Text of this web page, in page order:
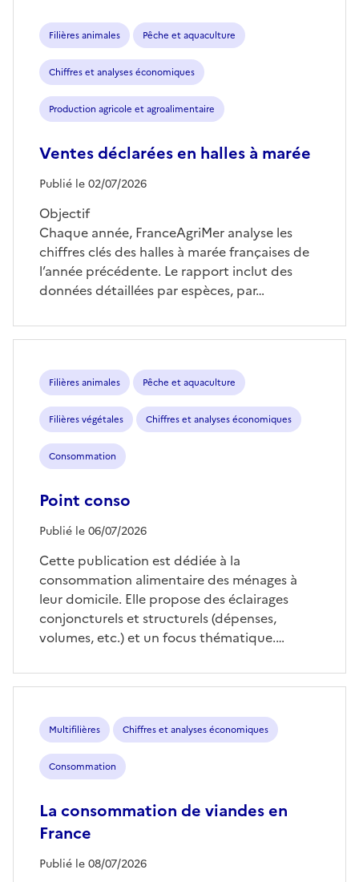
publications
Filières animales Pêche et aquaculture
Chiffres et analyses économiques
Production agricole et agroalimentaire
Ventes déclarées en halles à marée
Publié le 02/07/2026
Objectif
Chaque année, FranceAgriMer analyse les
chiffres clés des halles à marée françaises de
l’année précédente. Le rapport inclut des
données détaillées par espèces, par…
Filières animales Pêche et aquaculture
Filières végétales Chiffres et analyses économiques
Consommation
Point conso
Publié le 06/07/2026
Cette publication est dédiée à la
consommation alimentaire des ménages à
leur domicile. Elle propose des éclairages
conjoncturels et structurels (dépenses,
volumes, etc.) et un focus thématique.…
Multifilières Chiffres et analyses économiques
Consommation
La consommation de viandes en
France
Publié le 08/07/2026